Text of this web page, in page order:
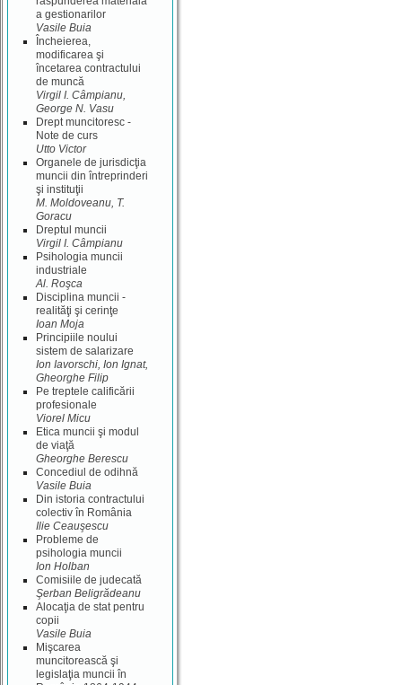
a gestionarilor
Vasile Buia
Încheierea,
modificarea şi
încetarea contractului
de muncă
Virgil I. Câmpianu,
George N. Vasu
Drept muncitoresc -
Note de curs
Utto Victor
Organele de jurisdicţia
muncii din întreprinderi
şi instituţii
M. Moldoveanu, T.
Goracu
Dreptul muncii
Virgil I. Câmpianu
Psihologia muncii
industriale
Al. Roşca
Disciplina muncii -
realităţi şi cerinţe
Ioan Moja
Principiile noului
sistem de salarizare
Ion Iavorschi, Ion Ignat,
Gheorghe Filip
Pe treptele calificării
profesionale
Viorel Micu
Etica muncii şi modul
de viaţă
Gheorghe Berescu
Concediul de odihnă
Vasile Buia
Din istoria contractului
colectiv în România
Ilie Ceauşescu
Probleme de
psihologia muncii
Ion Holban
Comisiile de judecată
Şerban Beligrădeanu
Alocaţia de stat pentru
copii
Vasile Buia
Mişcarea
muncitorească şi
legislaţia muncii în